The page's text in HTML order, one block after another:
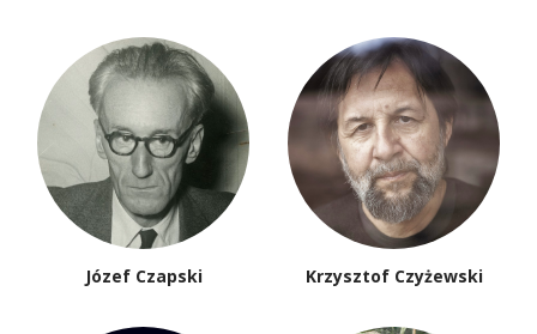
Józef Czapski Krzysztof Czyżewski